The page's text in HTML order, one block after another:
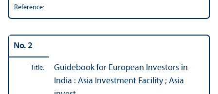
Reference:
No. 2
Title:
Guidebook for European Investors in
India : Asia Investment Facility ; Asia